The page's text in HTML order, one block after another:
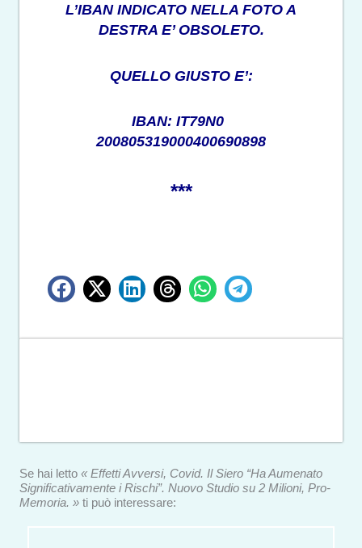
L’IBAN INDICATO NELLA FOTO A
DESTRA E’ OBSOLETO.
QUELLO GIUSTO E’:
IBAN: IT79N0
200805319000400690898
***
Se hai letto « Effetti Avversi, Covid. Il Siero “Ha Aumenato
Significativamente i Rischi”. Nuovo Studio su 2 Milioni, Pro-
Memoria. » ti può interessare: